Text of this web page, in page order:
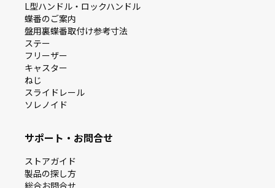
L型ハンドル・ロックハンドル
蝶番のご案内
盤⽤裏蝶番取付け参考⼨法
ステー
フリーザー
キャスター
ねじ
スライドレール
ソレノイド
サポート・お問合せ
ストアガイド
製品の探し⽅
総合お問合せ